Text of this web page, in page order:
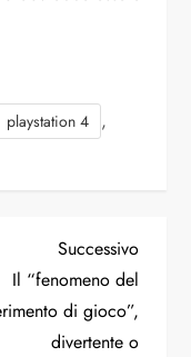
playstation 4 ,
Successivo
Il “fenomeno del
di gioco”,
divertente o